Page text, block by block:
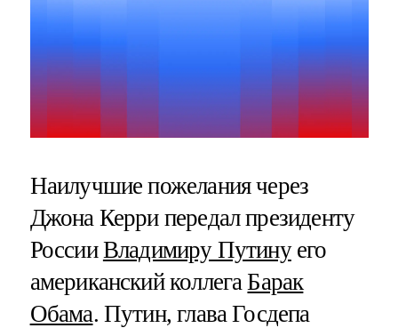
Наилучшие пожелания через
Джона Керри передал президенту
РоссииВладимиру Путинуего
американский коллега Барак
Обама. Путин, глава Госдепа